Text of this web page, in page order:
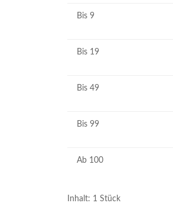
Bis 9
Bis 19
Bis 49
Bis 99
Ab 100
Inhalt: 1 Stück